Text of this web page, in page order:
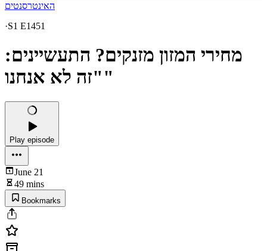
האינטרסנטים
·S1 E1451
מחירי המזון מזנקים? התעשיינים:
"זה לא אנחנו"
Play episode
June 21
49 mins
Bookmarks